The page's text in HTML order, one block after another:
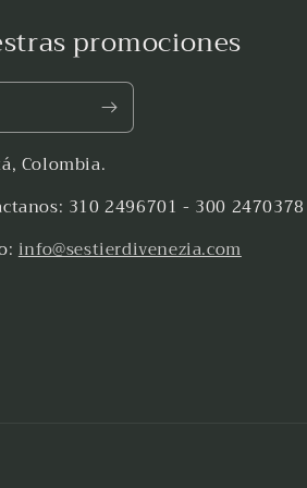
promociones
Colombia.
310 2496701 - 300 2470378
info@sestierdivenezia.com